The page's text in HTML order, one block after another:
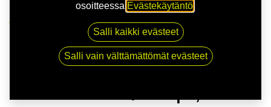
MSW 74 G.BLK/POL | 8,5X20 5-112 E45 C73,1 60
8.5x20 5/112 ET45 CB73.1
osoitteessa Evästekäytäntö
Salli kaikki evästeet
Salli vain välttämättömät evästeet